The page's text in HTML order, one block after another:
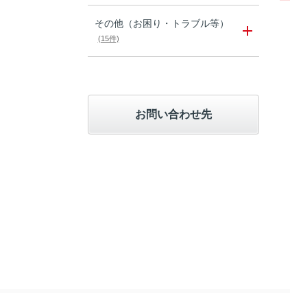
その他（お困り・トラブル等）
(15件)
お問い合わせ先